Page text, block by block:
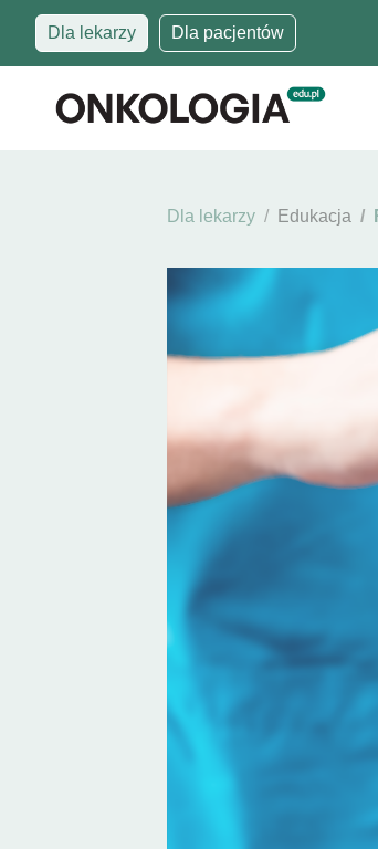
Dla lekarzy Dla pacjentów
Dla lekarzy Edukacja